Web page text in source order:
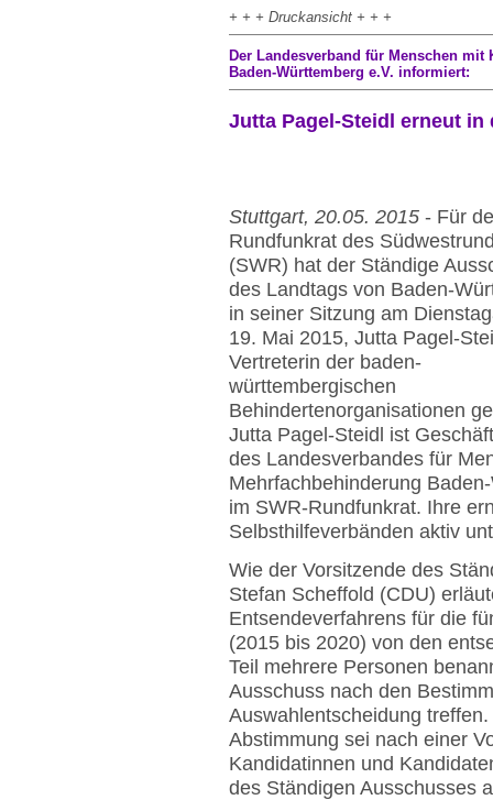
+ + + Druckansicht + + +
Der Landesverband für Menschen
Baden-Württemberg e.V. informiert:
Jutta Pagel-Steidl erneut in
Stuttgart, 20.05. 2015 - Für
Rundfunkrat des
(SWR) hat der Ständige
des Landtags von Baden-
in seiner Sitzung am
19. Mai 2015, Jutta Pagel-
Vertreterin der baden-
württembergischen
Behindertenorganisationen
Jutta Pagel-Steidl ist
des Landesverbandes für
Mehrfachbehinderung
im SWR-Rundfunkrat. Ihre
Selbsthilfeverbänden aktiv
Wie der Vorsitzende des
Stefan Scheffold (CDU)
Entsendeverfahrens für die
(2015 bis 2020) von den
Teil mehrere Personen
Ausschuss nach den
Auswahlentscheidung
Abstimmung sei nach einer
Kandidatinnen und
des Ständigen Ausschusses